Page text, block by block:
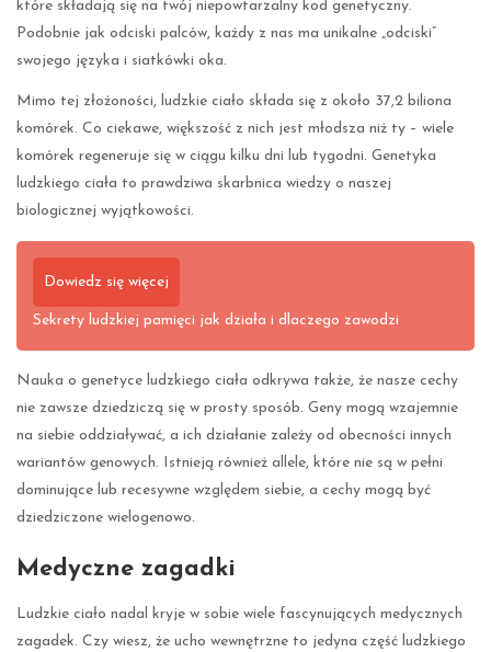
które składają się na twój niepowtarzalny kod genetyczny.
Podobnie jak odciski palców, każdy z nas ma unikalne „odciski”
swojego języka i siatkówki oka.
Mimo tej złożoności, ludzkie ciało składa się z około 37,2 biliona
komórek. Co ciekawe, większość z nich jest młodsza niż ty – wiele
komórek regeneruje się w ciągu kilku dni lub tygodni. Genetyka
ludzkiego ciała to prawdziwa skarbnica wiedzy o naszej
biologicznej wyjątkowości.
Dowiedz się więcej
Sekrety ludzkiej pamięci jak działa i dlaczego zawodzi
Nauka o genetyce ludzkiego ciała odkrywa także, że nasze cechy
nie zawsze dziedziczą się w prosty sposób. Geny mogą wzajemnie
na siebie oddziaływać, a ich działanie zależy od obecności innych
wariantów genowych. Istnieją również allele, które nie są w pełni
dominujące lub recesywne względem siebie, a cechy mogą być
dziedziczone wielogenowo.
Medyczne zagadki
Ludzkie ciało nadal kryje w sobie wiele fascynujących medycznych
zagadek. Czy wiesz, że ucho wewnętrzne to jedyna część ludzkiego